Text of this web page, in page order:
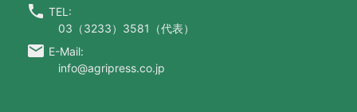
call TEL:
03（3233）3581（代表）
email E-Mail:
info@agripress.co.jp